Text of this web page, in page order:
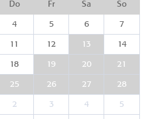
Do Fr Sa So
4 5 6 7
11 12 13 14
18 19 20 21
25 26 27 28
2 3 4 5